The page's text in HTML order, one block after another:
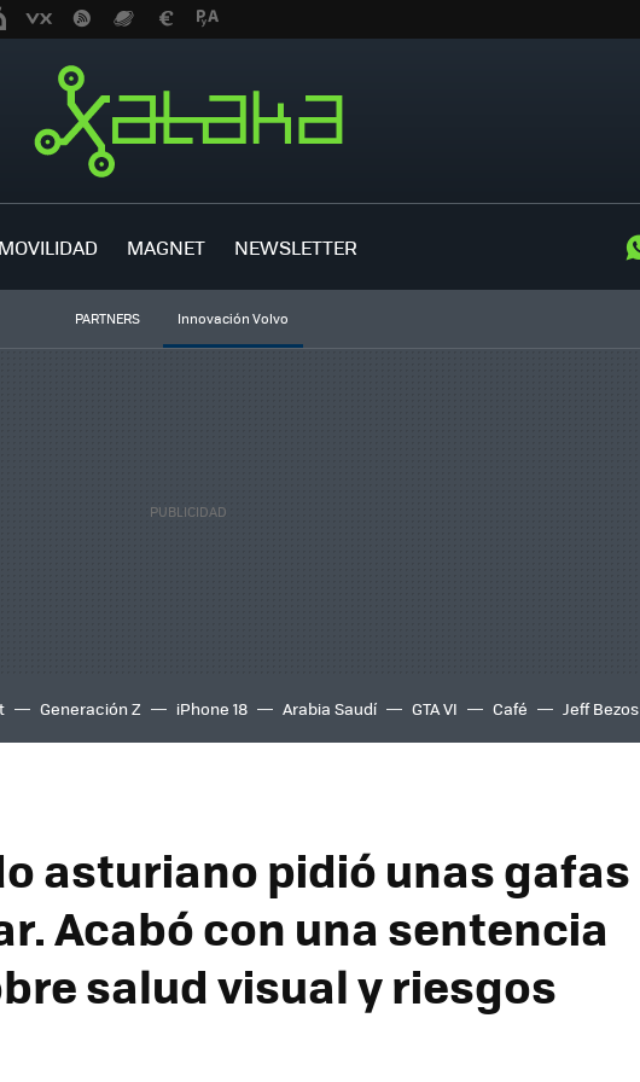
MOVILIDAD MAGNET NEWSLETTER
PARTNERS Innovación Volvo
Generación Z iPhone 18 Arabia Saudí GTA VI Café Jeff Bezos
asturiano pidió unas gafas
Acabó con una sentencia
salud visual y riesgos